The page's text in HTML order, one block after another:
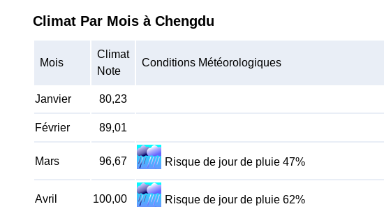
Climat Par Mois à Chengdu
Mois
Climat
Note
Conditions Météorologiques
Janvier 80,23
Février 89,01
Mars 96,67 Risque de jour de pluie 47%
Avril 100,00 Risque de jour de pluie 62%